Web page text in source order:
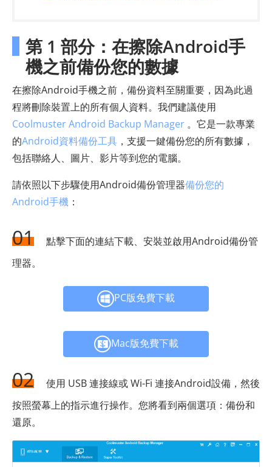
第 1 部分：在擦除Android手
機之前備份您的數據
在擦除Android手機之前，備份資料至關重要，因為此過
程將刪除裝置上的所有個人資料。我們建議使用
Coolmuster Android Backup Manager 。它是一款專業
的Android資料備份工具 ，支援一鍵備份您的所有數據，
包括聯絡人、圖片、影片等到您的電腦。
請依照以下步驟使用Android備份管理器備份您的
Android手機 ：
01
點擊下面的連結下載、安裝並啟用Android備份管
理器。
PC版免費下載
Mac版免費下載
02
使用 USB 連接線或 Wi-Fi 連接Android設備，然後
按照螢幕上的指示進行操作。您將看到兩個選項：備份和
還原。